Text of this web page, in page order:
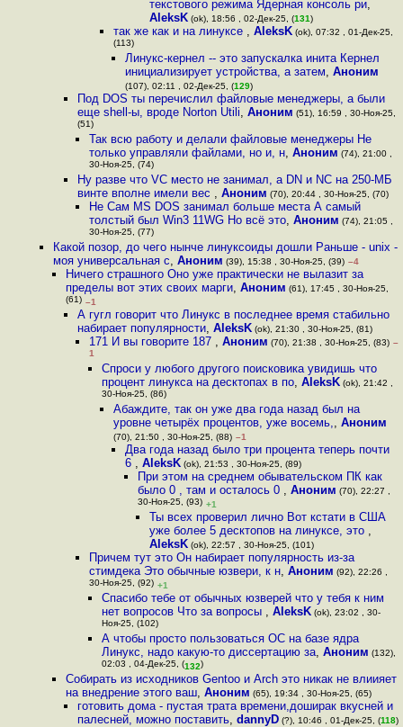
текстового режима Ядерная консоль ри,
AleksK(ok), 18:56 , 02-Дек-25, (131)
так же как и на линуксе , AleksK(ok), 07:32 , 01-Дек-25,
(113)
Линукс-кернел -- это запускалка инита Кернел
инициализирует устройства, а затем,Аноним
(107), 02:11 , 02-Дек-25, (129)
Под DOS ты перечислил файловые менеджеры, а были
еще shell-ы, вроде Norton Utili, Аноним (51), 16:59 , 30-Ноя-25,
(51)
Так всю работу и делали файловые менеджеры Не
только управляли файлами, но и, н,Аноним (74), 21:00 ,
30-Ноя-25, (74)
Ну разве что VC место не занимал, а DN и NC на 250-МБ
винте вполне имели вес , Аноним (70), 20:44 , 30-Ноя-25, (70)
Не Сам MS DOS занимал больше места А самый
толстый был Win3 11WG Но всё это,Аноним (74), 21:05 ,
30-Ноя-25, (77)
Какой позор, до чего нынче линуксоиды дошли Раньше - unix -
моя универсальная с,Аноним (39), 15:38 , 30-Ноя-25, (39) –4
Ничего страшного Оно уже практически не вылазит за
пределы вот этих своих марги, Аноним (61), 17:45 , 30-Ноя-25,
(61) –1
А гугл говорит что Линукс в последнее время стабильно
набирает популярности, AleksK(ok), 21:30 , 30-Ноя-25, (81)
171 И вы говорите 187 ,Аноним (70), 21:38 , 30-Ноя-25, (83) –
1
Спроси у любого другого поисковика увидишь что
процент линукса на десктопах в по, AleksK(ok), 21:42 ,
30-Ноя-25, (86)
Абаждите, так он уже два года назад был на
уровне четырёх процентов, уже восемь,, Аноним
(70), 21:50 , 30-Ноя-25, (88) –1
Два года назад было три процента теперь почти
6 ,AleksK (ok), 21:53 , 30-Ноя-25, (89)
При этом на среднем обывательском ПК как
было 0 , там и осталось 0 , Аноним (70), 22:27 ,
30-Ноя-25, (93) +1
Ты всех проверил лично Вот кстати в США
уже более 5 десктопов на линуксе, это ,
AleksK(ok), 22:57 , 30-Ноя-25, (101)
Причем тут это Он набирает популярность из-за
стимдека Это обычные юзвери, к н,Аноним (92), 22:26 ,
30-Ноя-25, (92) +1
Спасибо тебе от обычных юзверей что у тебя к ним
нет вопросов Что за вопросы , AleksK(ok), 23:02 , 30-
Ноя-25, (102)
А чтобы просто пользоваться ОС на базе ядра
Линукс, надо какую-то диссертацию за, Аноним (132),
02:03 , 04-Дек-25, (132)
Собирать из исходников Gentoo и Arch это никак не влиияет
на внедрение этого ваш, Аноним (65), 19:34 , 30-Ноя-25, (65)
готовить дома - пустая трата времени,доширак вкусней и
палесней, можно поставить, dannyD(?), 10:46 , 01-Дек-25, (118)